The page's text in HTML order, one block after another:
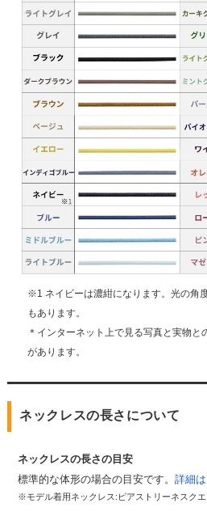
※1 ネイビーは濃紺になります。光の角
もあります。
＊インターネット上で見る写真と実物と
があります。
ネックレスの長さについて
ネックレスの長さの目安
標準的な体形の場合の目安です。 詳細
※モデル着用ネックレス:ピアストリーネスク